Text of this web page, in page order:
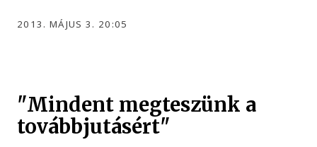
2013. MÁJUS 3. 20:05
"Mindent megteszünk a
továbbjutásért"